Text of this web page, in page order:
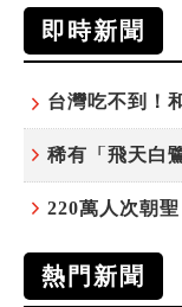
即時新聞
熱門新聞